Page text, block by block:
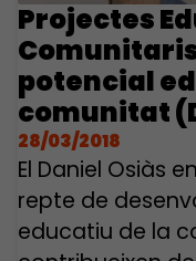
Projectes
potencial
comunitat
28/03/2018
El Daniel Osiàs
repte de
educatiu de la